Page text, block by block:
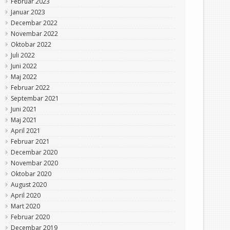
Januar 2023
Decembar 2022
Novembar 2022
Oktobar 2022
Juli 2022
Juni 2022
Maj 2022
Februar 2022
Septembar 2021
Juni 2021
Maj 2021
April 2021
Februar 2021
Decembar 2020
Novembar 2020
Oktobar 2020
August 2020
April 2020
Mart 2020
Februar 2020
Decembar 2019